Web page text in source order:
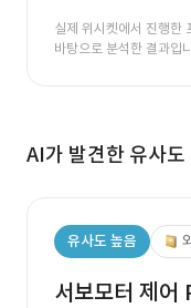
실제 위시켓에서 진행한
바탕으로 분석한 결과입
AI가 발견한 유사
유사도 높음
서보모터 제어